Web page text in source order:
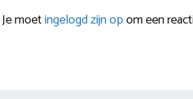
Je moetingelogd zijn opom een